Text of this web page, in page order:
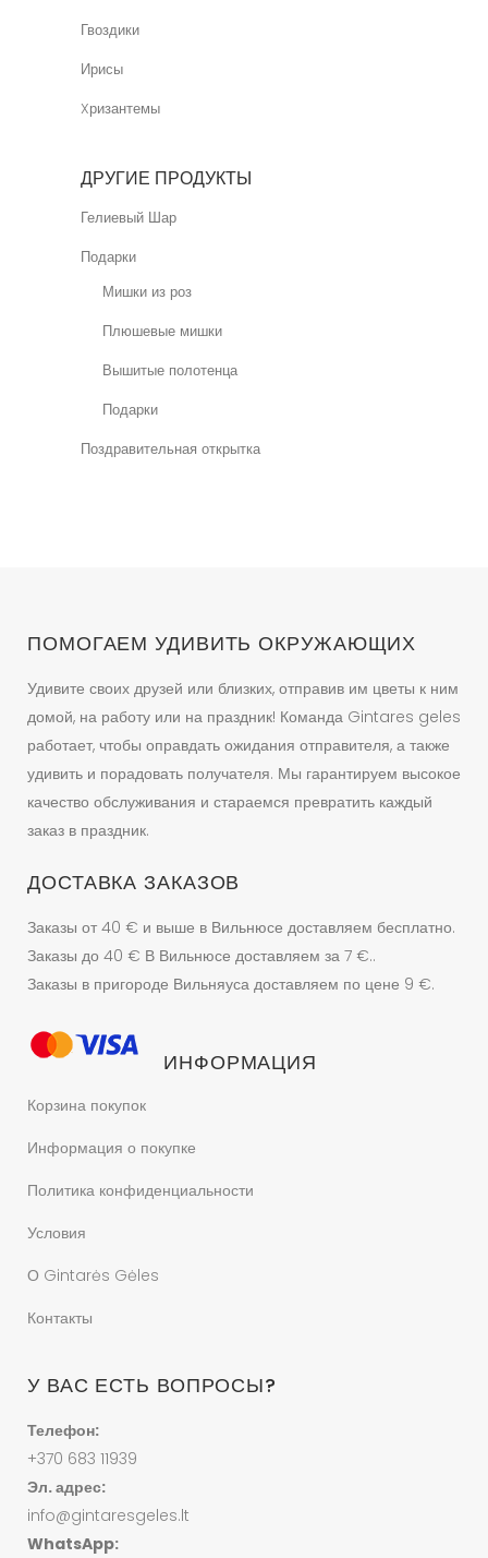
Гвоздики
Ирисы
Xризантемы
ДРУГИЕ ПРОДУКТЫ
Гелиевый Шар
Подарки
Мишки из роз
Плюшевые мишки
Вышитые полотенца
Подарки
Поздравительная открытка
ПОМОГАЕМ УДИВИТЬ ОКРУЖАЮЩИХ
Удивите своих друзей или близких, отправив им цветы к ним
домой, на работу или на праздник! Команда Gintares geles
работает, чтобы оправдать ожидания отправителя, а также
удивить и порадовать получателя. Мы гарантируем высокое
качество обслуживания и стараемся превратить каждый
заказ в праздник.
ДОСТАВКА ЗАКАЗОВ
Заказы от 40 € и выше в Вильнюсе доставляем бесплатно.
Заказы до 40 € В Вильнюсе доставляем за 7 €..
Заказы в пригороде Вильняуса доставляем по цене 9 €.
ИНФОРМАЦИЯ
Корзина покупок
Информация о покупке
Политика конфиденциальности
Условия
О Gintarės Gėles
Контакты
У ВАС ЕСТЬ ВОПРОСЫ?
Телефон:
+370 683 11939
Эл. адрес:
info@gintaresgeles.lt
WhatsApp: